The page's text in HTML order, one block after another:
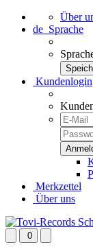
Über
de Sprache
Kundenlogin
Merkzettel
Über uns
0